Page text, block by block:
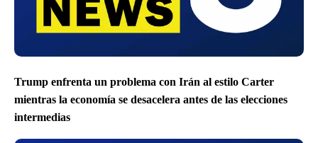
Trump enfrenta un problema con Irán al estilo Carter
mientras la economía se desacelera antes de las elecciones
intermedias